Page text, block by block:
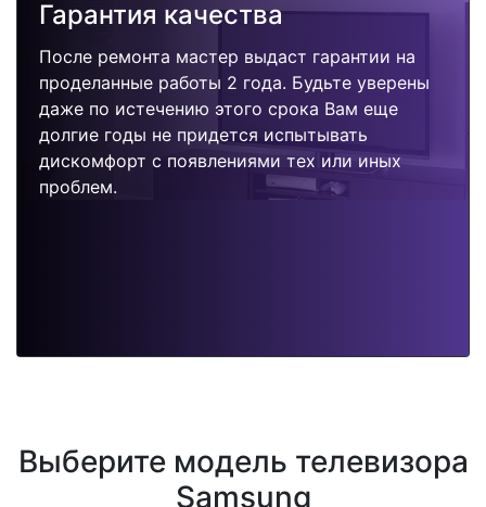
Гарантия качества
После ремонта мастер выдаст гарантии на
проделанные работы 2 года. Будьте уверены
даже по истечению этого срока Вам еще
долгие годы не придется испытывать
дискомфорт с появлениями тех или иных
проблем.
Выберите модель телевизора
Samsung